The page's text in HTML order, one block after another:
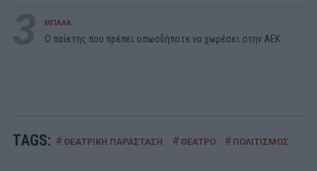
ΜΠΑΛΑ
Ο παίκτης που πρέπει οπωσδήποτε να χωρέσει στην ΑΕΚ
TAGS: # ΘΕΑΤΡΙΚΗ ΠΑΡΑΣΤΑΣΗ # ΘΕΑΤΡΟ # ΠΟΛΙΤΙΣΜΟΣ